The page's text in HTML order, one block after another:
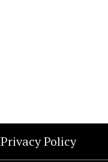
Privacy Policy